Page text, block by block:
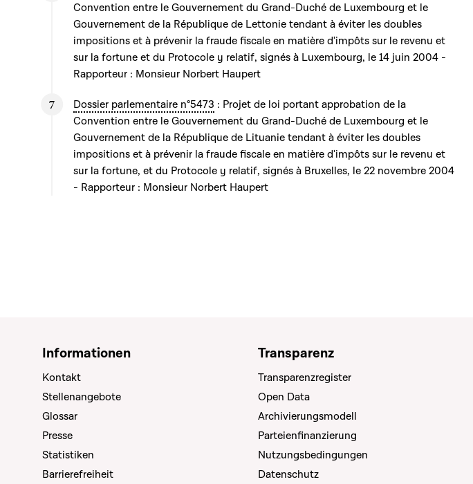
Convention entre le Gouvernement du Grand-Duché de Luxembourg et le
Gouvernement de la République de Lettonie tendant à éviter les doubles
impositions et à prévenir la fraude fiscale en matière d'impôts sur le revenu et
sur la fortune et du Protocole y relatif, signés à Luxembourg, le 14 juin 2004 -
Rapporteur : Monsieur Norbert Haupert
Dossier parlementaire n°5473 : Projet de loi portant approbation de la
Convention entre le Gouvernement du Grand-Duché de Luxembourg et le
Gouvernement de la République de Lituanie tendant à éviter les doubles
impositions et à prévenir la fraude fiscale en matière d'impôts sur le revenu et
sur la fortune, et du Protocole y relatif, signés à Bruxelles, le 22 novembre 2004
- Rapporteur : Monsieur Norbert Haupert
Informationen
Kontakt
Stellenangebote
Glossar
Presse
Statistiken
Barrierefreiheit
Transparenz
Transparenzregister
Open Data
Archivierungsmodell
Parteienfinanzierung
Nutzungsbedingungen
Datenschutz